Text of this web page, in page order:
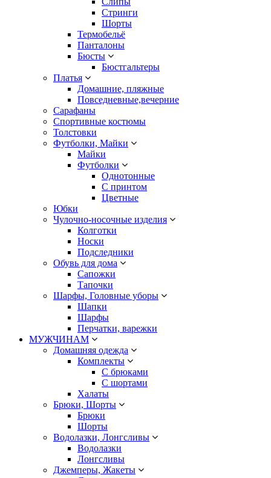
Стринги
Шорты
Термобельё
Панталоны
Бюсты
Бюстгальтеры
Платья
Домашние, пляжные
Повседневные,вечерние
Сарафаны
Спортивные костюмы
Толстовки
Футболки, Майки
Майки
Футболки
Однотонные
С принтом
Цветные
Юбки
Чулочно-носочные изделия
Колготки
Носки
Подследники
Обувь для дома
Сапожки
Тапочки
Шарфы, Головные уборы
Шапки
Шарфы
Перчатки, варежки
МУЖЧИНАМ
Домашняя одежда
Комплекты
С брюками
С шортами
Халаты
Брюки, Шорты
Брюки
Шорты
Водолазки, Лонгсливы
Водолазки
Лонгсливы
Джемперы, Жакеты